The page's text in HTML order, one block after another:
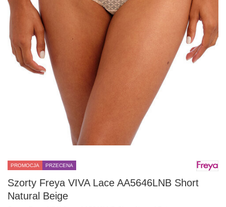
PROMOCJA PRZECENA
Szorty Freya VIVA Lace AA5646LNB Short
Natural Beige